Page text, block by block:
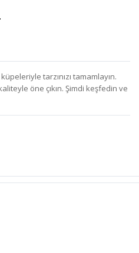
tarzınızı tamamlayın.
öne çıkın. Şimdi keşfedin ve